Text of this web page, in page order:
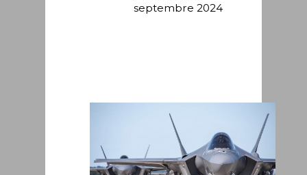
septembre 2024